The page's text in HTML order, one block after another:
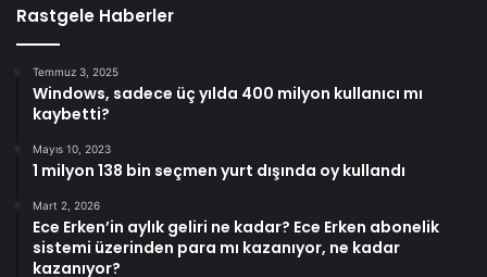
Rastgele Haberler
Temmuz 3, 2025
Windows, sadece üç yılda 400 milyon kullanıcı mı
kaybetti?
Mayıs 10, 2023
1 milyon 138 bin seçmen yurt dışında oy kullandı
Mart 2, 2026
Ece Erken’in aylık geliri ne kadar? Ece Erken abonelik
sistemi üzerinden para mı kazanıyor, ne kadar
kazanıyor?